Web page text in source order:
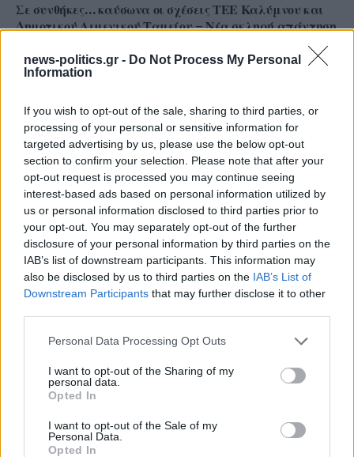
news-politics.gr - Do Not Process My Personal
Information
If you wish to opt-out of the sale, sharing to third parties, or
processing of your personal or sensitive information for
targeted advertising by us, please use the below opt-out
section to confirm your selection. Please note that after your
opt-out request is processed you may continue seeing
interest-based ads based on personal information utilized by
us or personal information disclosed to third parties prior to
your opt-out. You may separately opt-out of the further
disclosure of your personal information by third parties on the
IAB’s list of downstream participants. This information may
also be disclosed by us to third parties on the IAB’s List of
Downstream Participants that may further disclose it to other
Personal Data Processing Opt Outs
I want to opt-out of the Sharing of my
personal data.
Opted In
I want to opt-out of the Sale of my
Personal Data.
Opted In
Σε συνθήκες… καύσωνα οι σχέσεις ΤΕΕ Καλύμνου και
Δημοτικού Λιμενικού Ταμείου – Νέα σκληρή απάντηση
Το ατύχημα του Ρόμπερτ Πλαντ, των Led Zeppelin
στη Ρόδο όπου παραλίγο να χάσει τη γυναίκα του